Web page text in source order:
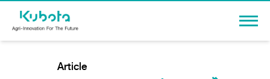
Article